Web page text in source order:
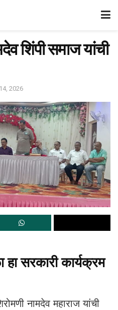
शिंपी समाज यांची
2026
सरकारी कार्यक्रम
नामदेव महाराज यांची